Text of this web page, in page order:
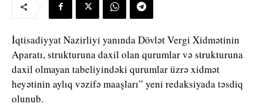
İqtisadiyyat Nazirliyi yanında Dövlət Vergi Xidmətinin
Aparatı, strukturuna daxil olan qurumlar və strukturuna
daxil olmayan tabeliyindəki qurumlar üzrə xidmət
heyətinin aylıq vəzifə maaşları” yeni redaksiyada təsdiq
olunub.